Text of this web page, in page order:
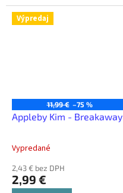
Výpredaj
11,99 € –75 %
Appleby Kim - Breakaway
Vypredané
2,43 € bez DPH
2,99 €